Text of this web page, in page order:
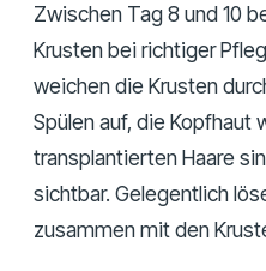
Zwischen Tag 8 und 10
Krusten bei richtiger
weichen die Krusten
Spülen auf, die
transplantierten Haare
sichtbar. Gelegentlich
zusammen mit den